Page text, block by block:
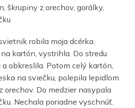
škrupiny z orechov, gorálky,
robila moja dcérka.
kartón, vystrihla. Do stredu
a obkreslila. Potom celý kartón,
na sviečku, polepila lepidlom
orechov. Do medzier nasypala
Nechala poriadne vyschnúť.